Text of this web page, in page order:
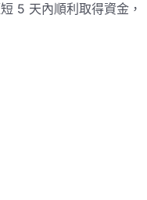
5 天內順利取得資金，